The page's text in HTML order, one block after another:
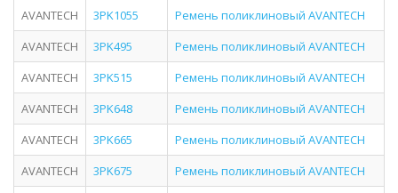
AVANTECH
3PK1055
Ремень поликлиновый AVANTECH
AVANTECH
3PK495
Ремень поликлиновый AVANTECH
AVANTECH
3PK515
Ремень поликлиновый AVANTECH
AVANTECH
3PK648
Ремень поликлиновый AVANTECH
AVANTECH
3PK665
Ремень поликлиновый AVANTECH
AVANTECH
3PK675
Ремень поликлиновый AVANTECH